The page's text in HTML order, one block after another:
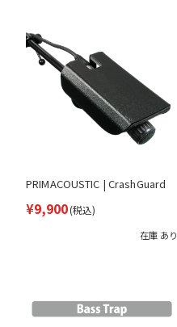
PRIMACOUSTIC | CrashGuard
¥9,900(税込)
在庫 あり